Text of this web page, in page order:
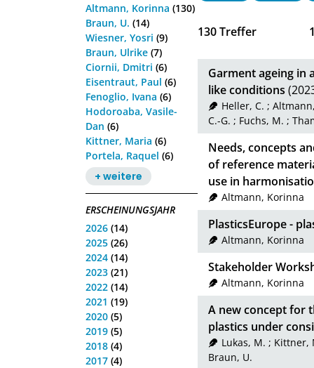
Altmann, Korinna (130)
Braun, U. (14)
Wiesner, Yosri (9)
Braun, Ulrike (7)
Ciornii, Dmitri (6)
Eisentraut, Paul (6)
Fenoglio, Ivana (6)
Hodoroaba, Vasile-
Dan (6)
Kittner, Maria (6)
Portela, Raquel (6)
+ weitere
ERSCHEINUNGSJAHR
2026 (14)
2025 (26)
2024 (14)
2023 (21)
2022 (14)
2021 (19)
2020 (5)
2019 (5)
2018 (4)
2017 (4)
130Treffer
Garment ageing in
like conditions
Heller, C. ;
C.-G. ; Fuchs, M. ;
Needs, concepts
of reference
use in
Altmann, Korinna
PlasticsEurope -
Altmann, Korinna
Stakeholder
Altmann, Korinna
A new concept for
plastics under
Lukas, M. ; Kittner,
Braun, U.